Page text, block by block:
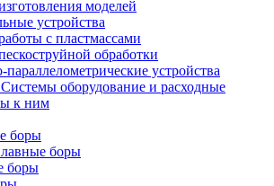
моделей
устройства
с пластмассами
обработки
параллелометрические устройства
оборудование и расходные
к ним
боры
боры
боры